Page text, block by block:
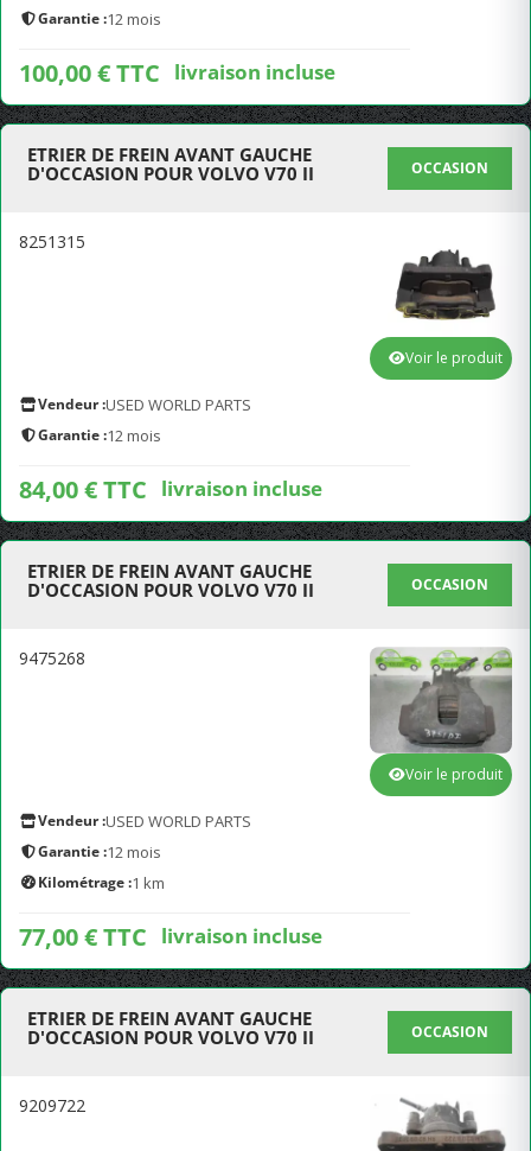
Garantie :12 mois
100,00 € TTC livraison incluse
ETRIER DE FREIN AVANT GAUCHE
D'OCCASION POUR VOLVO V70 II
OCCASION
8251315
Vendeur :USED WORLD PARTS
Garantie :12 mois
84,00 € TTC livraison incluse
Voir le produit
ETRIER DE FREIN AVANT GAUCHE
D'OCCASION POUR VOLVO V70 II
OCCASION
9475268
Vendeur :USED WORLD PARTS
Garantie :12 mois
Kilométrage :1 km
77,00 € TTC livraison incluse
Voir le produit
ETRIER DE FREIN AVANT GAUCHE
D'OCCASION POUR VOLVO V70 II
OCCASION
9209722